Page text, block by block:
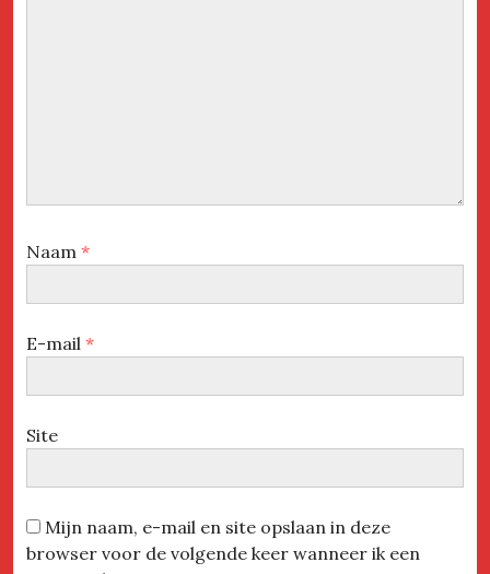
Naam *
E-mail *
Site
Mijn naam, e-mail en site opslaan in deze
browser voor de volgende keer wanneer ik een